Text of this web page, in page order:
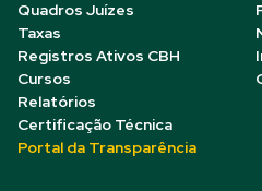
Quadros Juízes
Taxas
Registros Ativos CBH
Cursos
Relatórios
Certificação Técnica
Portal da Transparência